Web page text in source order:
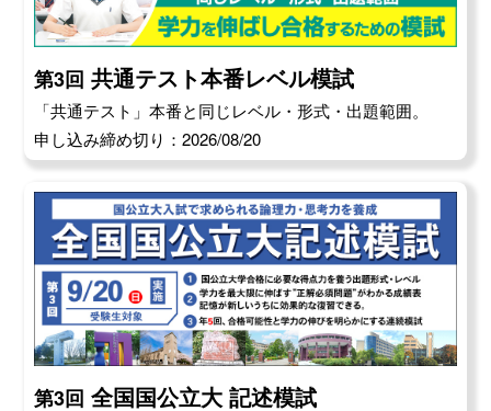
第3回 共通テスト本番レベル模試
「共通テスト」本番と同じレベル・形式・出題範囲。
申し込み締め切り：2026/08/20
第3回 全国国公立大 記述模試